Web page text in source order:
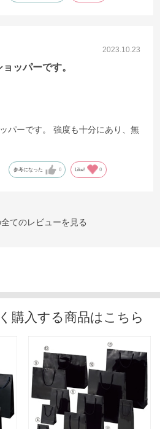
2023.10.23
ッパーです。
パーです。 強度も十分にあり、無
参考になった 0 Like! 0
てのレビューを見る
購入する商品はこちら